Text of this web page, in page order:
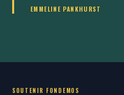
EMMELINE PANKHURST
SOUTENIR FONDEMOS